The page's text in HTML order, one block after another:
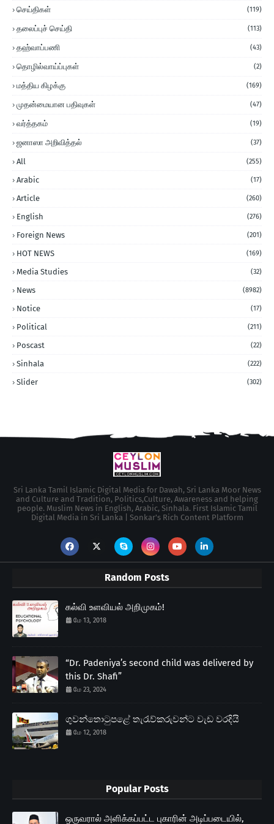
செய்திகள் (119)
தலைப்புச் செய்தி (113)
தஹ்வாப்பணி (43)
தொழில்வாய்ப்புகள் (2)
மத்திய கிழக்கு (169)
முதன்மையான பதிவுகள் (47)
வர்த்தகம் (19)
ஜனாஸா அறிவித்தல் (37)
All (255)
Arabic (17)
Article (260)
English (276)
Foreign News (201)
HOT NEWS (169)
Media Studies (32)
News (8982)
Notice (17)
Political (211)
Poscast (22)
Sinhala (222)
Slider (302)
Sri Lanka Tamil Islamic Digital Media for Dawah, Sri Lanka Moor News
and Culture and Tradition, Politics,Culture, Awareness and helping
people. Muslim News in English, Arabic, Sinhala. First Islamic Tamil
Digital Media in Sri Lanka | Sonkar's Rich Content Platform
Random Posts
கல்வி உளவியல் அறிமுகம்!
மே 13, 2018
“Dr. Padeniya’s second child was delivered by
this Dr. Shafi”
மே 23, 2024
ගුවන්තොටුපළේ තැරැව්කරුවන්ට වැඩ වරදියි
மே 12, 2018
Popular Posts
ஒருவரால் அளிக்கப்பட்ட புகாரின் அடிப்படையில்,